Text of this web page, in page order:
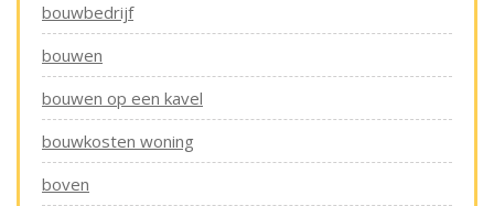
bouwbedrijf
bouwen
bouwen op een kavel
bouwkosten woning
boven